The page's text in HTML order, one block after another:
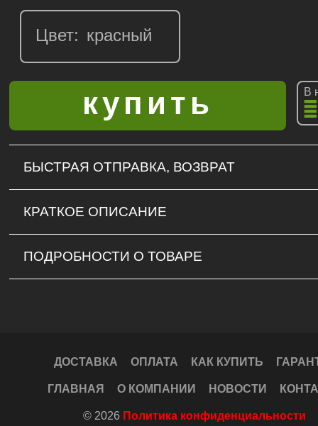
Цвет:
В
БЫСТРАЯ ОТПРАВКА, ВОЗВРАТ
КРАТКОЕ ОПИСАНИЕ
ПОДРОБНОСТИ О ТОВАРЕ
ДОСТАВКА ОПЛАТА КАК КУПИТЬ
ГЛАВНАЯ О КОМПАНИИ НОВОСТИ
© 2026 Политика конфиденциальности